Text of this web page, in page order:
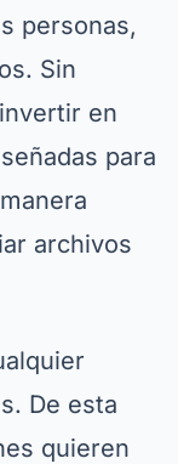
personas,
Sin
en
para
archivos
De esta
quieren